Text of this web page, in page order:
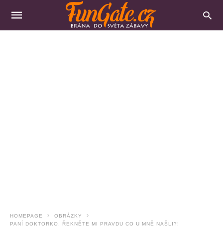
HOMEPAGE
OBRÁZKY
PANÍ DOKTORKO, ŘEKNĚTE MI PRAVDU CO U MNĚ NAŠLI?!